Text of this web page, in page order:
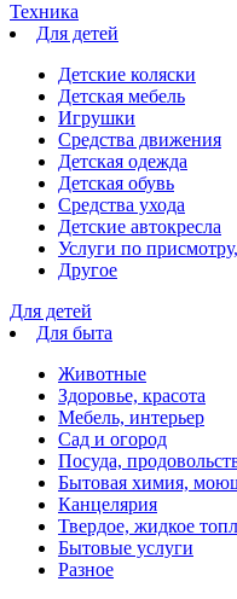
Техника
Для детей
Детские коляски
Детская мебель
Игрушки
Средства движения
Детская одежда
Детская обувь
Средства ухода
Детские автокресла
Услуги по
Другое
Для детей
Для быта
Животные
Здоровье, красота
Мебель, интерьер
Сад и огород
Посуда,
Бытовая химия,
Канцелярия
Твердое, жидкое
Бытовые услуги
Разное